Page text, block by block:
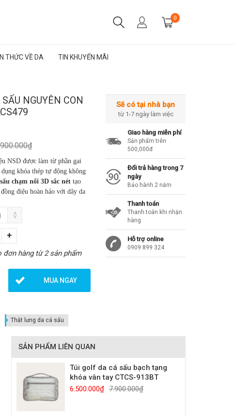
0
THỨC VỀ DA TIN KHUYẾN MÃI
NGUYÊN CON
NSD được làm từ phần gai
khóa thép tự động không
chạm nổi 3D sắc nét tạo
điệu hoàn hảo với dây da
hàng từ 2 sản phẩm
MUA NGAY
Thắt lưng da cá sấu
Sẽ có tại nhà bạn
từ 1-7 ngày làm việc
Giao hàng miễn phí
Sản phẩm trên
500,000đ
Đổi trả hàng trong 7
ngày
Bảo hành 2 năm
Thanh toán
Thanh toán khi nhận
hàng
Hỗ trợ online
0909 899 324
SẢN PHẨM LIÊN QUAN
Túi golf da cá sấu bạch tạng
khóa vân tay CTCS-913BT
6.500.000₫ 7.900.000₫